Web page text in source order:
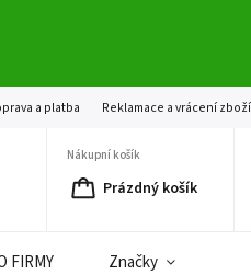
a platba Reklamace a vrácení zboží
Nákupní košík
Prázdný košík
FIRMY Značky